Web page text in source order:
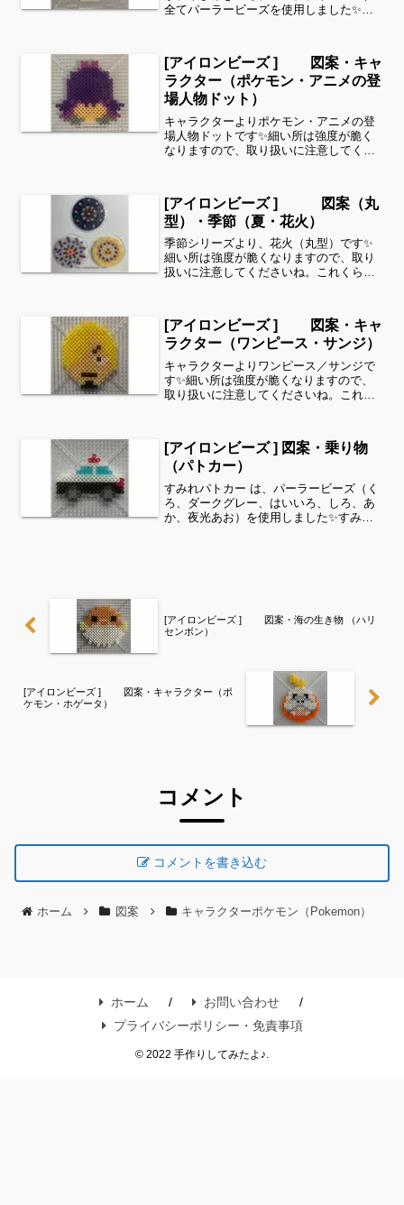
全てパーラービーズを使用しました✨す
ができます！お時間がありましたら、他
の図案もぜひ覗いてみてくださ...
[アイロンビーズ ] 図案・キャ
ラクター（ポケモン・アニメの登
場人物ドット）
キャラクターよりポケモン・アニメの登
場人物ドットです✨細い所は強度が脆く
なりますので、取り扱いに注意してくだ
作ることが難しい時は、ある程度の形を
先に作ってあげて、「○色...
[アイロンビーズ ] 図案（丸
型）・季節（夏・花火）
季節シリーズより、花火（丸型）です✨
細い所は強度が脆くなりますので、取り
扱いに注意してくださいね。これくらい
は、ある程度の形を先に作ってあげて、
「○色だけ埋めてみてね」...
[アイロンビーズ ] 図案・キャ
ラクター（ワンピース・サンジ）
キャラクターよりワンピース／サンジで
す✨細い所は強度が脆くなりますので、
取り扱いに注意してくださいね。これく
い時は、ある程度の形を先に作ってあげ
て、「○色だけ埋めてみて...
[アイロンビーズ ] 図案・乗り物
（パトカー）
すみれパトカー は、パーラービーズ（く
ろ、ダークグレー、はいいろ、しろ、あ
か、夜光あお）を使用しました✨すみれ
[アイロンビーズ ] 図案・海の生き物 （ハリ
センボン）
[アイロンビーズ ] 図案・キャラクター（ポ
ケモン・ホゲータ）
コメント
コメントを書き込む
ホーム 図案 キャラクターポケモン（Pokemon）
ホーム
お問い合わせ
プライバシーポリシー・免責事項
© 2022 手作りしてみたよ♪.